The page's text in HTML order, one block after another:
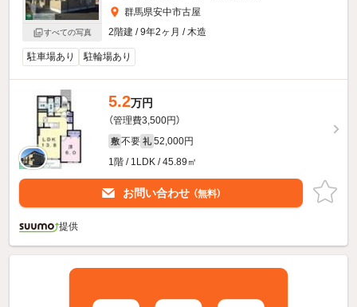
すべての写真
群馬県安中市古屋
2階建 / 9年2ヶ月 / 木造
駐車場あり 駐輪場あり
5.2万円
（管理費3,500円）
敷 不要 礼 52,000円
1階 / 1LDK / 45.89㎡
お問い合わせ （無料）
提供